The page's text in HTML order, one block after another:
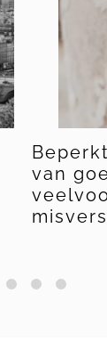
van
1 2 3